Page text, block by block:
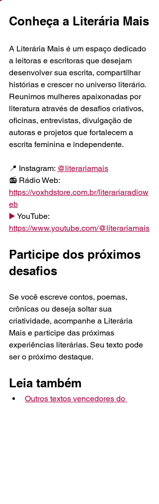
Conheça a Literária Mais
A Literária Mais é um espaço dedicado
a leitoras e escritoras que desejam
desenvolver sua escrita, compartilhar
histórias e crescer no universo literário.
Reunimos mulheres apaixonadas por
literatura através de desafios criativos,
oficinas, entrevistas, divulgação de
autoras e projetos que fortalecem a
escrita feminina e independente.
📍 Instagram: @literariamais
📻 Rádio Web:
https://voxhdstore.com.br/literariaradiow
eb
▶️ YouTube:
https://www.youtube.com/@literariamais
Participe dos próximos
desafios
Se você escreve contos, poemas,
crônicas ou deseja soltar sua
criatividade, acompanhe a Literária
Mais e participe das próximas
experiências literárias. Seu texto pode
ser o próximo destaque.
Leia também
Outros textos vencedores do